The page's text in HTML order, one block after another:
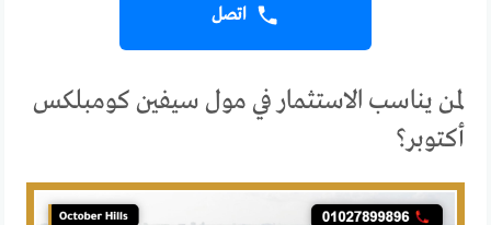
اتصل
لمن يناسب الاستثمار في مول سيفين كومبلكس
أكتوبر؟